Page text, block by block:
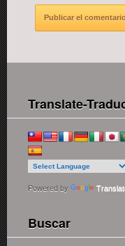
Translate-
Powered by
Buscar